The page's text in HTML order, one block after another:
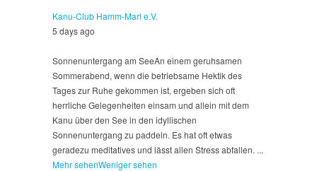
Kanu-Club Hamm-Marl e.V.
5 days ago
Sonnenuntergang am SeeAn einem geruhsamen
Sommerabend, wenn die betriebsame Hektik des
Tages zur Ruhe gekommen ist, ergeben sich oft
herrliche Gelegenheiten einsam und allein mit dem
Kanu über den See in den idyllischen
Sonnenuntergang zu paddeln. Es hat oft etwas
geradezu meditatives und lässt allen Stress abfallen. ...
Mehr sehenWeniger sehen